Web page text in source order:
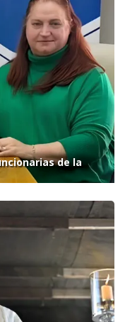
de la